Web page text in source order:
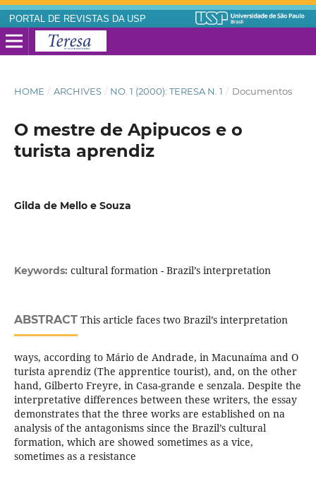
PORTAL DE REVISTAS DA USP
HOME / ARCHIVES / NO. 1 (2000): TERESA N. 1 / Documentos
O mestre de Apipucos e o
turista aprendiz
Gilda de Mello e Souza
Keywords: cultural formation - Brazil’s interpretation
ABSTRACTThis article faces two Brazil’s interpretation
ways, according to Mário de Andrade, in Macunaíma and O
turista aprendiz (The apprentice tourist), and, on the other
hand, Gilberto Freyre, in Casa-grande e senzala. Despite the
interpretative differences between these writers, the essay
demonstrates that the three works are established on na
analysis of the antagonisms since the Brazil’s cultural
formation, which are showed sometimes as a vice,
sometimes as a resistance